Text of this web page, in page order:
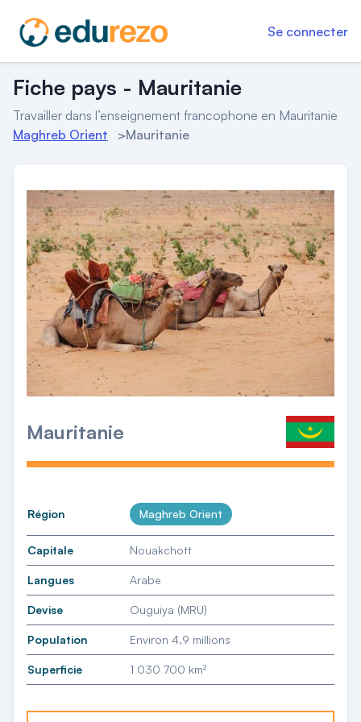
Se connecter
Fiche pays - Mauritanie
Travailler dans l’enseignement francophone en Mauritanie
Maghreb Orient
>Mauritanie
Mauritanie
Région Maghreb Orient
Capitale Nouakchott
Langues Arabe
Devise Ouguiya (MRU)
Population Environ 4,9 millions
Superficie 1 030 700 km²